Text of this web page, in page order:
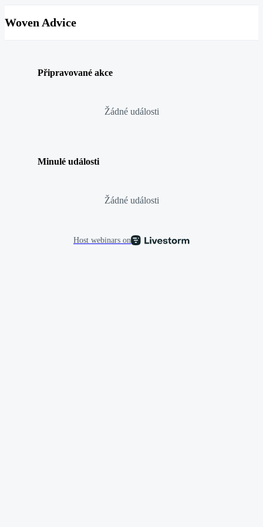
Woven Advice
Připravované akce
Žádné události
Minulé události
Žádné události
Host webinars on